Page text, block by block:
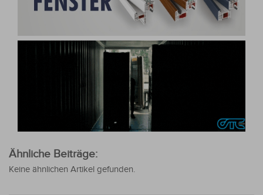
Ähnliche Beiträge:
Keine ähnlichen Artikel gefunden.